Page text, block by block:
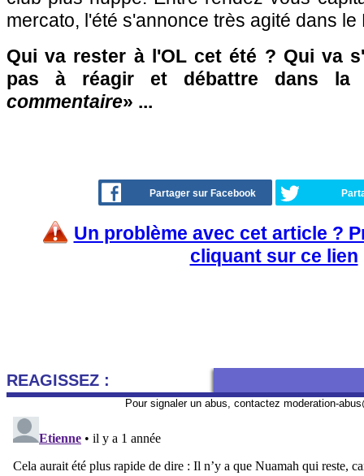
mercato, l'été s'annonce très agité dans le
Qui va rester à l'OL cet été ? Qui va
pas à réagir et débattre dans la
commentaire» ...
Partager sur Facebook
Un problème avec cet article ?
cliquant sur ce lien
REAGISSEZ :
Pour signaler un abus, contactez moderation-